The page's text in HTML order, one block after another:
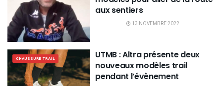
aux sentiers
13 NOVEMBRE 2022
CHAUSSURE TRAIL
UTMB : Altra présente deux
nouveaux modèles trail
pendant l’évènement